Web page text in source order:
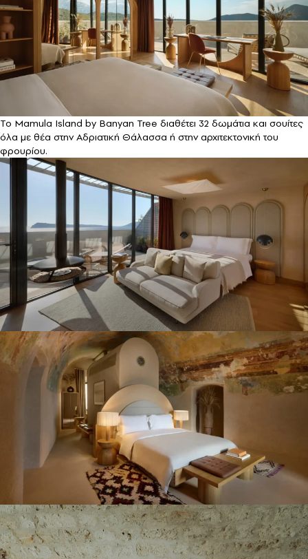
Το Mamula Island by Banyan Tree διαθέτει 32 δωμάτια και σουίτες
όλα με θέα στην Αδριατική Θάλασσα ή στην αρχιτεκτονική του
φρουρίου.